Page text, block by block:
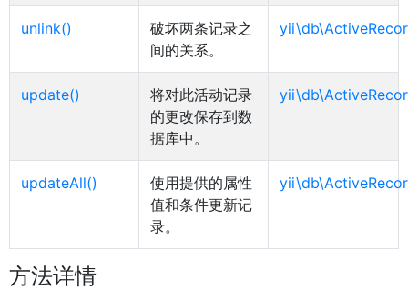
unlink()
破坏两条记录之
间的关系。
update()
将对此活动记录
的更改保存到数
据库中。
updateAll()
使用提供的属性
值和条件更新记
录。
方法详情